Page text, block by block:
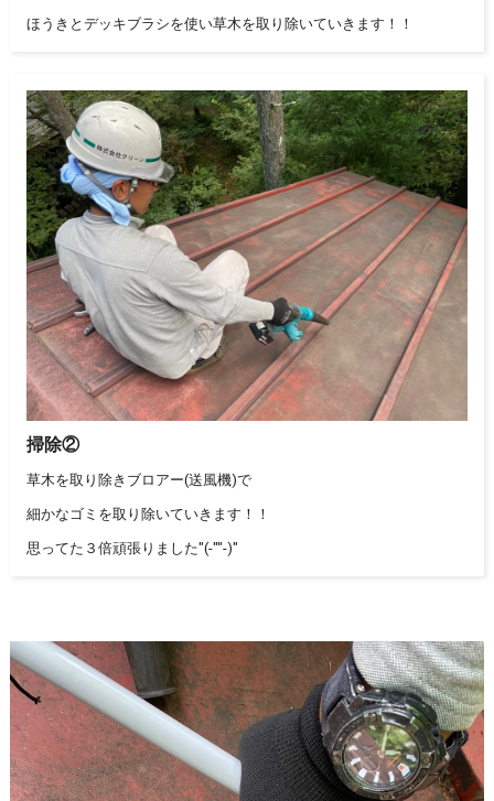
ほうきとデッキブラシを使い草木を取り除いていきます！！
掃除②
草木を取り除きブロアー(送風機)で
細かなゴミを取り除いていきます！！
思ってた３倍頑張りました"(-""-)"